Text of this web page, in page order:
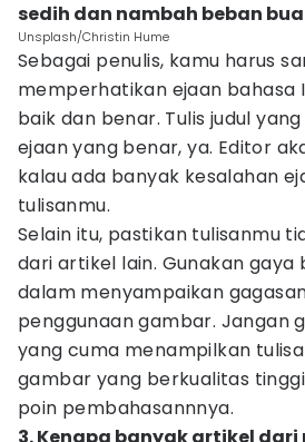
sedih dan nambah beban
Unsplash/Christin Hume
Sebagai penulis, kamu harus
memperhatikan ejaan bahasa
baik dan benar. Tulis judul
ejaan yang benar, ya. Editor
kalau ada banyak kesalahan
tulisanmu.
Selain itu, pastikan tulisanmu
dari artikel lain. Gunakan gaya
dalam menyampaikan
penggunaan gambar. Jangan
yang cuma menampilkan
gambar yang berkualitas
poin pembahasannnya.